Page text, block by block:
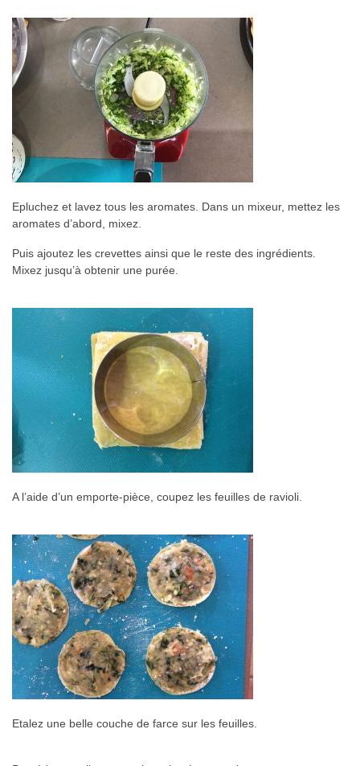
Epluchez et lavez tous les aromates. Dans un mixeur, mettez les
aromates d’abord, mixez.
Puis ajoutez les crevettes ainsi que le reste des ingrédients.
Mixez jusqu’à obtenir une purée.
A l’aide d’un emporte-pièce, coupez les feuilles de ravioli.
Etalez une belle couche de farce sur les feuilles.